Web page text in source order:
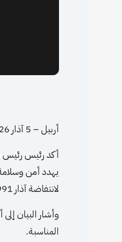
أربيل – 5 آذار 2026
أكد رئيس رئيس
يهدد أمن
لانتفاضة آذار 1991.
وأشار البيان
المناسبة.